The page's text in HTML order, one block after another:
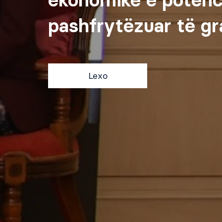
pashfrytëzuar të
Lexo